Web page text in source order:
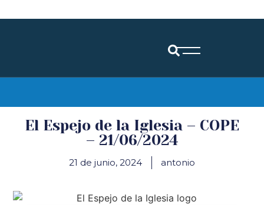
El Espejo de la Iglesia – COPE
– 21/06/2024
21 de junio, 2024 antonio